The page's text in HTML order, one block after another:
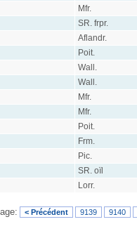
Mfr.
SR. frpr.
Aflandr.
Poit.
Wall.
Wall.
Mfr.
Mfr.
Poit.
Frm.
Pic.
SR. oïl
Lorr.
< Précédent 9139 9140